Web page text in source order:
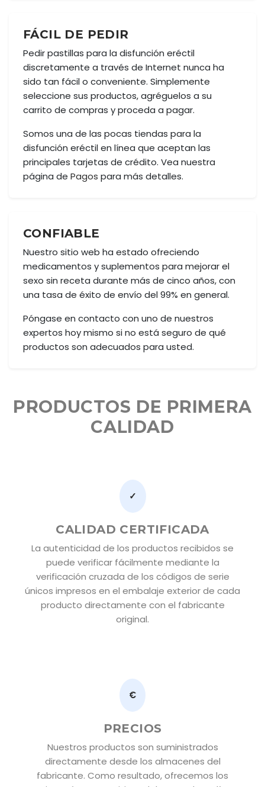
FÁCIL DE PEDIR
Pedir pastillas para la disfunción eréctil
discretamente a través de Internet nunca ha
sido tan fácil o conveniente. Simplemente
seleccione sus productos, agréguelos a su
carrito de compras y proceda a pagar.
Somos una de las pocas tiendas para la
disfunción eréctil en línea que aceptan las
principales tarjetas de crédito. Vea nuestra
página de Pagos para más detalles.
CONFIABLE
Nuestro sitio web ha estado ofreciendo
medicamentos y suplementos para mejorar el
sexo sin receta durante más de cinco años, con
una tasa de éxito de envío del 99% en general.
Póngase en contacto con uno de nuestros
expertos hoy mismo si no está seguro de qué
productos son adecuados para usted.
PRODUCTOS DE PRIMERA
CALIDAD
✓
CALIDAD CERTIFICADA
La autenticidad de los productos recibidos se
puede verificar fácilmente mediante la
verificación cruzada de los códigos de serie
únicos impresos en el embalaje exterior de cada
producto directamente con el fabricante
original.
€
PRECIOS
Nuestros productos son suministrados
directamente desde los almacenes del
fabricante. Como resultado, ofrecemos los